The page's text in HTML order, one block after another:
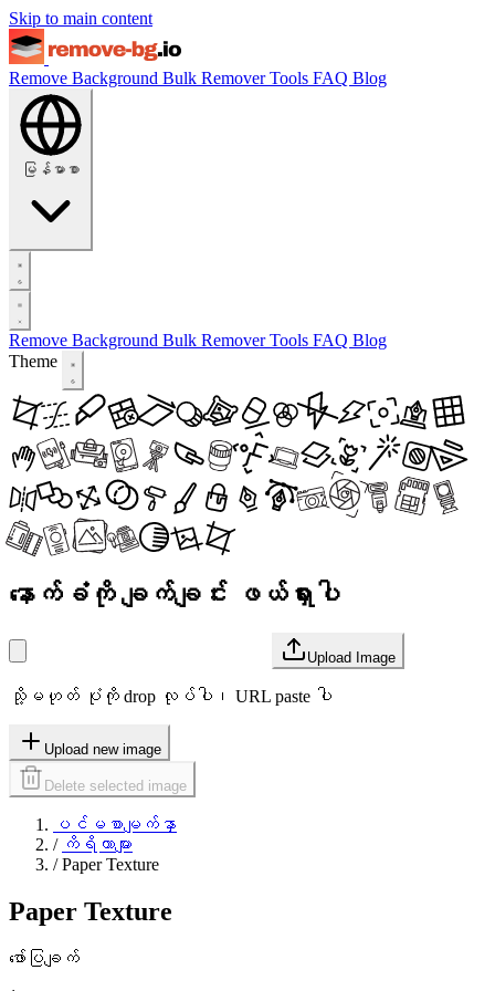
Skip to main content
Remove Background Bulk RemoverTools FAQ Blog
မြန်မာစာ
Remove Background Bulk RemoverTools FAQ Blog
Theme
နောက်ခံကို ချက်ချင်း ဖယ်ရှားပါ
Upload Image
သို့မဟုတ် ပုံကို drop လုပ်ပါ၊ URL paste ပါ
Upload new image
Delete selected image
ပင်မစာမျက်နှာ
/ ကိရိယာများ
/ Paper Texture
Paper Texture
ဖော်ပြချက်